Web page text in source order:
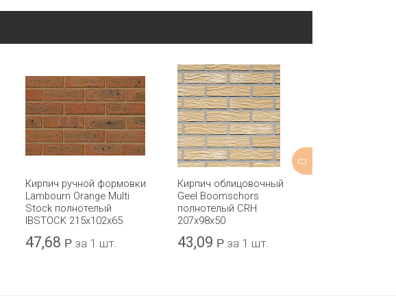
Кирпич ручной формовки
Lambourn Orange Multi
Stock полнотелый
IBSTOCK 215x102x65
47,68 Р за 1 шт.
Кирпич облицовочный
Geel Boomschors
полнотелый CRH
207x98x50
43,09 Р за 1 шт.